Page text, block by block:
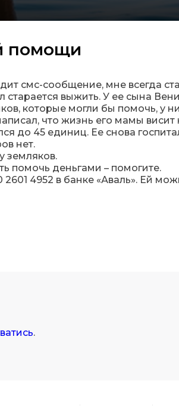
помощи
смс-сообщение, мне всегда
старается выжить. У ее сына
которые могли бы помочь, у
что жизнь его мамы висит
до 45 единиц. Ее снова
нет.
земляков.
помочь деньгами – помогите.
4952 в банке «Аваль». Ей
.